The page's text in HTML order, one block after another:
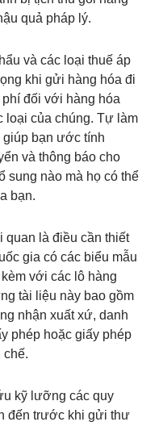
quả pháp lý.
và các loại thuế áp
khi gửi hàng hóa đi
đối với hàng hóa
loại của chúng. Tự làm
giúp bạn ước tính
và thông báo cho
sung nào mà họ có thể
bạn.
quan là điều cần thiết
gia có các biểu mẫu
với các lô hàng
tài liệu này bao gồm
nhận xuất xứ, danh
phép hoặc giấy phép
chế.
kỹ lưỡng các quy
đến trước khi gửi thư